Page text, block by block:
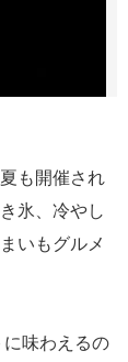
も開催され
氷、冷やし
いもグルメ
味わえるの